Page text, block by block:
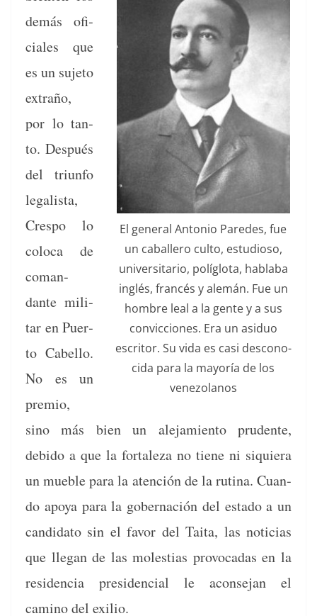
El gen­er­al Anto­nio Pare­des, fue
un caballero cul­to, estu­dioso,
uni­ver­si­tario, polí­glota, habla­ba
inglés, francés y alemán. Fue un
hom­bre leal a la gente y a sus
con­vic­ciones. Era un asid­uo
escritor. Su vida es casi descono­
ci­da para la may­oría de los
venezolanos
demás ofi­
ciales que
es un suje­to
extraño,
por lo tan­
to. Después
del tri­un­fo
legal­ista,
Cre­spo lo
colo­ca de
coman­
dante mil­i­
tar en Puer­
to Cabel­lo.
No es un
pre­mio,
sino más bien un ale­jamien­to pru­dente,
debido a que la for­t­aleza no tiene ni siquiera
un mue­ble para la aten­ción de la ruti­na. Cuan­
do apoya para la gob­er­nación del esta­do a un
can­dida­to sin el favor del Tai­ta, las noti­cias
que lle­gan de las moles­tias provo­cadas en la
res­i­den­cia pres­i­den­cial le acon­se­jan el
camino del exilio.